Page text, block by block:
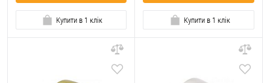
Купити в 1 клік Купити в 1 клік